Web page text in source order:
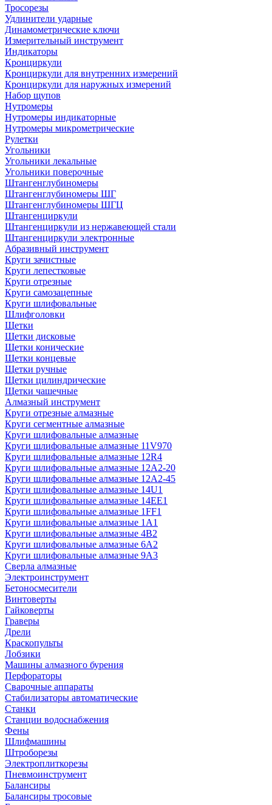
Тросорезы
Удлинители ударные
Динамометрические ключи
Измерительный инструмент
Индикаторы
Кронциркули
Кронциркули для внутренних измерений
Кронциркули для наружных измерений
Набор щупов
Нутромеры
Нутромеры индикаторные
Нутромеры микрометрические
Рулетки
Угольники
Угольники лекальные
Угольники поверочные
Штангенглубиномеры
Штангенглубиномеры ШГ
Штангенглубиномеры ШГЦ
Штангенциркули
Штангенциркули из нержавеющей стали
Штангенциркули электронные
Абразивный инструмент
Круги зачистные
Круги лепестковые
Круги отрезные
Круги самозацепные
Круги шлифовальные
Шлифголовки
Щетки
Щетки дисковые
Щетки конические
Щетки концевые
Щетки ручные
Щетки цилиндрические
Щетки чашечные
Алмазный инструмент
Круги отрезные алмазные
Круги сегментные алмазные
Круги шлифовальные алмазные
Круги шлифовальные алмазные 11V970
Круги шлифовальные алмазные 12R4
Круги шлифовальные алмазные 12А2-20
Круги шлифовальные алмазные 12А2-45
Круги шлифовальные алмазные 14U1
Круги шлифовальные алмазные 14ЕЕ1
Круги шлифовальные алмазные 1FF1
Круги шлифовальные алмазные 1А1
Круги шлифовальные алмазные 4В2
Круги шлифовальные алмазные 6A2
Круги шлифовальные алмазные 9А3
Сверла алмазные
Электроинструмент
Бетоносмесители
Винтоверты
Гайковерты
Граверы
Дрели
Краскопульты
Лобзики
Машины алмазного бурения
Перфораторы
Сварочные аппараты
Стабилизаторы автоматические
Станки
Станции водоснабжения
Фены
Шлифмашины
Штроборезы
Электроплиткорезы
Пневмоинструмент
Балансиры
Балансиры тросовые